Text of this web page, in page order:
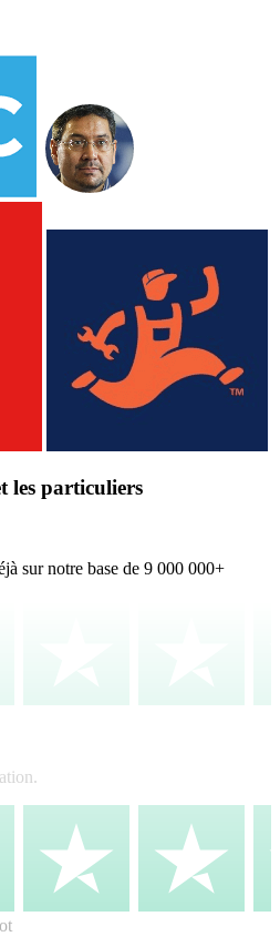
les particuliers
sur notre base de 9 000 000+